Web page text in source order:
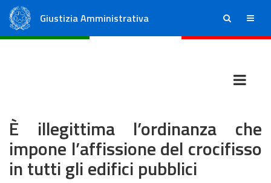
Giustizia Amministrativa ricerca menu
È illegittima l’ordinanza che
impone l’affissione del crocifisso
in tutti gli edifici pubblici